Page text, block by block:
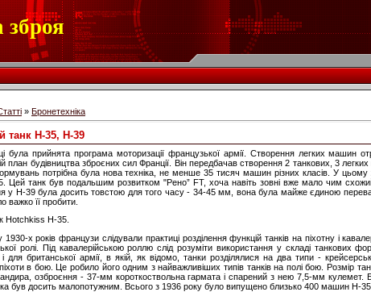
зброя
» Бронетехніка
танк H-35, H-39
була прийнята програма моторизації французької армії. Створення легких машин
план будівництва зброєних сил Франції. Він передбачав створення 2 танкових, 3
потрібна була нова техніка, не менше 35 тисяч машин різних класів. У
Цей танк був подальшим розвитком "Рено” FT, хоча навіть зовні вже мало чим
у Н-39 була досить товстою для того часу - 34-45 мм, вона була майже єдиною
важко її пробити.
Hotchkiss H-35.
1930-х років французи слідували практиці розділення функцій танків на піхотну і
ролі. Під кавалерійською роллю слід розуміти використання у складі танкових
для британської армії, в якій, як відомо, танки розділялися на два типи -
в бою. Це робило його одним з найважливіших типів танків на полі бою. Розмір
озброєння - 37-мм короткоствольна гармата і спарений з нею 7,5-мм
був досить малопотужним. Всього з 1936 року було випущено близько 400 машин Н-35.